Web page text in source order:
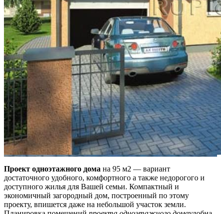
Проект одноэтажного дома на 95 м2 — вариант
достаточного удобного, комфортного а также недорогого и
доступного жилья для Вашей семьи. Компактный и
экономичный загородный дом, построенный по этому
проекту, впишется даже на небольшой участок земли.